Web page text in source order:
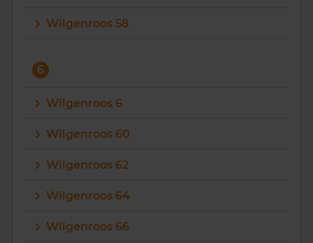
Wilgenroos 58
6
Wilgenroos 6
Wilgenroos 60
Wilgenroos 62
Wilgenroos 64
Wilgenroos 66